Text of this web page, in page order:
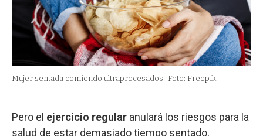
Mujer sentada comiendo ultraprocesados Foto: Freepik.
Pero el ejercicio regular anulará los riesgos para la
salud de estar demasiado tiempo sentado,